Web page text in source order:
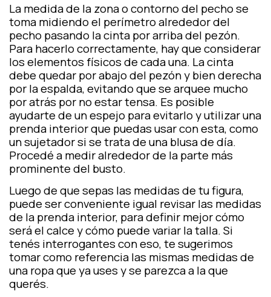
La medida de la zona o contorno del pecho se
toma midiendo el perímetro alrededor del
pecho pasando la cinta por arriba del pezón.
Para hacerlo correctamente, hay que considerar
los elementos físicos de cada una. La cinta
debe quedar por abajo del pezón y bien derecha
por la espalda, evitando que se arquee mucho
por atrás por no estar tensa. Es posible
ayudarte de un espejo para evitarlo y utilizar una
prenda interior que puedas usar con esta, como
un sujetador si se trata de una blusa de día.
Procedé a medir alrededor de la parte más
prominente del busto.
Luego de que sepas las medidas de tu figura,
puede ser conveniente igual revisar las medidas
de la prenda interior, para definir mejor cómo
será el calce y cómo puede variar la talla. Si
tenés interrogantes con eso, te sugerimos
tomar como referencia las mismas medidas de
una ropa que ya uses y se parezca a la que
querés.